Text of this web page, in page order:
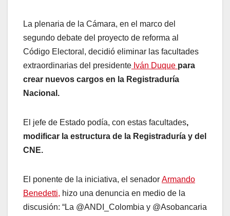
La plenaria de la Cámara, en el marco del
segundo debate del proyecto de reforma al
Código Electoral, decidió eliminar las facultades
extraordinarias del presidente Iván Duque para
crear nuevos cargos en la Registraduría
Nacional.
El jefe de Estado podía, con estas facultades,
modificar la estructura de la Registraduría y del
CNE.
El ponente de la iniciativa, el senador Armando
Benedetti, hizo una denuncia en medio de la
discusión: “La @ANDI_Colombia y @Asobancaria